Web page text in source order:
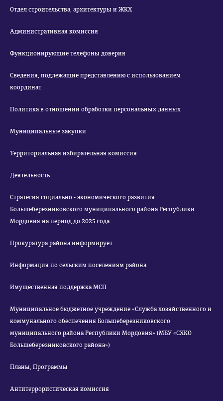
Отдел строительства, архитектуры и ЖКХ
Административная комиссия
Функционирующие телефоны доверия
Сведения, подлежащие представлению с использованием
координат
Политика в отношении обработки персональных данных
Муниципальные закупки
Территориальная избирательная комиссия
Деятельность
Стратегия социально - экономического развития
Большеберезниковского муниципального района Республики
Мордовия на период до 2025 года
Прокуратура района информирует
Информация по сельским поселениям района
Имущественная поддержка МСП
Муниципальное бюджетное учреждение «Служба хозяйственного и
коммунального обеспечения Большеберезниковского
муниципального района Республики Мордовия» (МБУ «СХКО
Большеберезниковского района»)
Планы, Программы
Антитеррористическая комиссия